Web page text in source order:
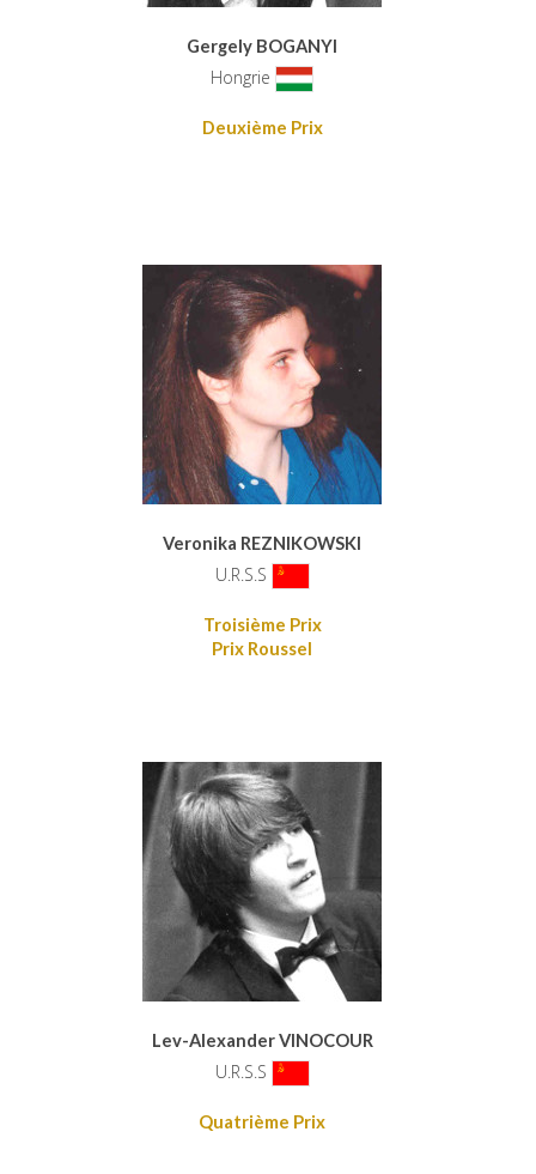
Gergely BOGANYI
Hongrie
Deuxième Prix
Veronika REZNIKOWSKI
U.R.S.S
Troisième Prix
Prix Roussel
Lev-Alexander VINOCOUR
U.R.S.S
Quatrième Prix